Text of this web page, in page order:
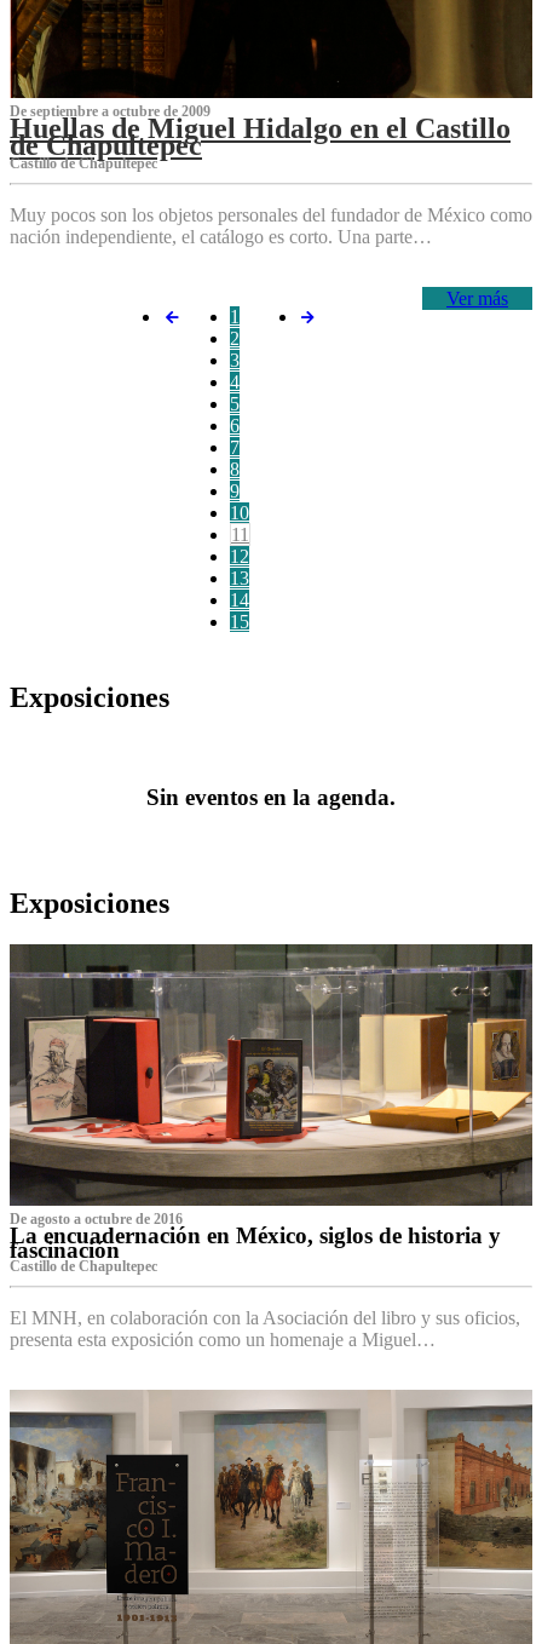
De septiembre a octubre de 2009
Huellas de Miguel Hidalgo en el Castillo
de Chapultepec
Castillo de Chapultepec
Muy pocos son los objetos personales del fundador de México como
nación independiente, el catálogo es corto. Una parte…
Ver más
1
2
3
4
5
6
7
8
9
10
11
12
13
14
15
Exposiciones
Sin eventos en la agenda.
Exposiciones
De agosto a octubre de 2016
La encuadernación en México, siglos de historia y
fascinación
Castillo de Chapultepec
El MNH, en colaboración con la Asociación del libro y sus oficios,
presenta esta exposición como un homenaje a Miguel…